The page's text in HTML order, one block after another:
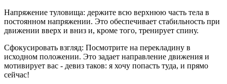
Напряжение туловища: держите всю верхнюю часть тела в
постоянном напряжении. Это обеспечивает стабильность при
движении вверх и вниз и, кроме того, тренирует спину.
Сфокусировать взгляд: Посмотрите на перекладину в
исходном положении. Это задает направление движения и
мотивирует вас - девиз таков: я хочу попасть туда, и прямо
сейчас!